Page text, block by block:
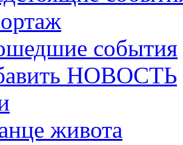
события
НОВОСТЬ
живота